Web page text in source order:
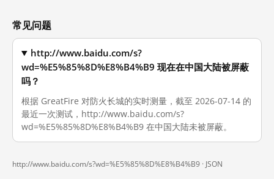
常见问题
http://www.baidu.com/s?
wd=%E5%85%8D%E8%B4%B9 现在在中国大陆被屏蔽
吗？
根据 GreatFire 对防火长城的实时测量，截至 2026-07-14 的
最近一次测试，http://www.baidu.com/s?
wd=%E5%85%8D%E8%B4%B9 在中国大陆未被屏蔽。
http://www.baidu.com/s?wd=%E5%85%8D%E8%B4%B9 · JSON